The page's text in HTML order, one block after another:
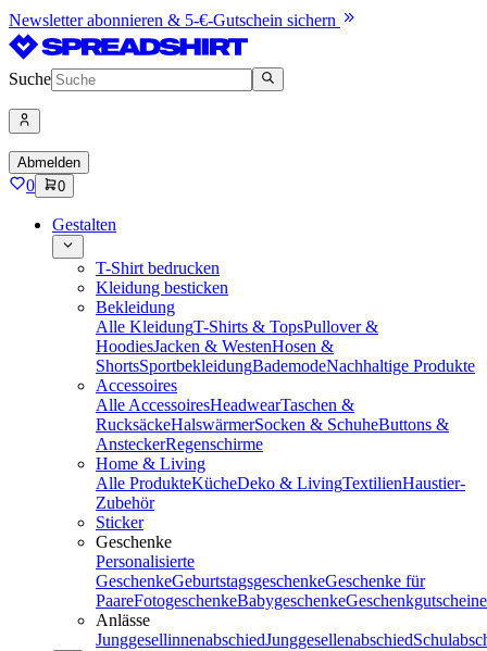
Newsletter abonnieren & 5-€-Gutschein sichern
Suche
Abmelden
0 0
Gestalten
T-Shirt bedrucken
Kleidung besticken
Bekleidung
Alle KleidungT-Shirts & TopsPullover &
HoodiesJacken & WestenHosen &
ShortsSportbekleidungBademodeNachhaltige Produkte
Accessoires
Alle AccessoiresHeadwearTaschen &
RucksäckeHalswärmerSocken & SchuheButtons &
AnsteckerRegenschirme
Home & Living
Alle ProdukteKücheDeko & LivingTextilienHaustier-
Zubehör
Sticker
Geschenke
Personalisierte
GeschenkeGeburtstagsgeschenkeGeschenke für
PaareFotogeschenkeBabygeschenkeGeschenkgutscheine
Anlässe
JunggesellinnenabschiedJunggesellenabschied